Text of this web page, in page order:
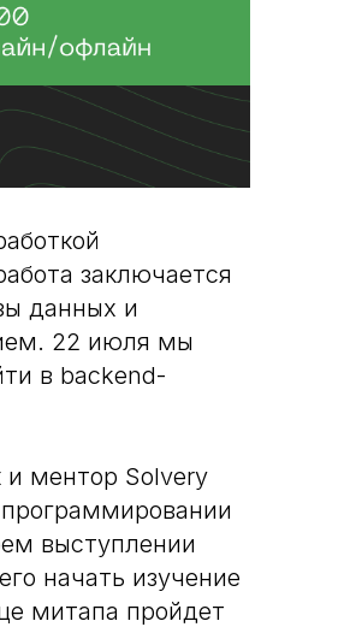
заключается
данных и
22 июля мы
в backend-
и ментор Solvery
выступлении
начать изучение
митапа пройдет